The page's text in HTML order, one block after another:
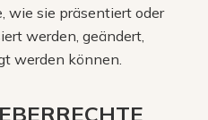
wie sie präsentiert oder
werden, geändert,
werden können.